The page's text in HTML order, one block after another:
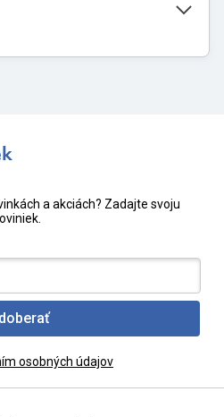
a akciách? Zadajte svoju
osobných údajov